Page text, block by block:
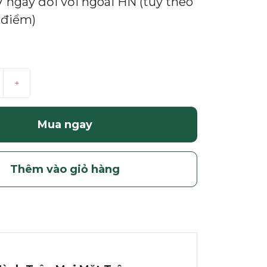
+
Mua ngay
Thêm vào giỏ hàng